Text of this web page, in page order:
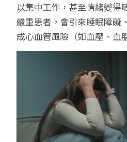
以集中工作，甚至情緒變得
嚴重患者，會引來睡眠障礙
成心血管風險（如血壓、血